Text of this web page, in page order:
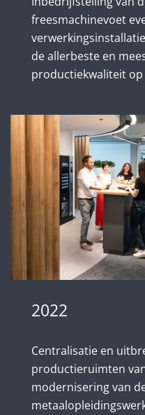
freesmachinevoet
de allerbeste en
productiekwaliteit
2022
Centralisatie en
productieruimten
modernisering van